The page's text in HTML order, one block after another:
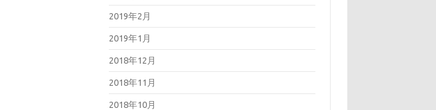
2019年2月
2019年1月
2018年12月
2018年11月
2018年10月